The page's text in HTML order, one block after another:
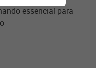
essencial para